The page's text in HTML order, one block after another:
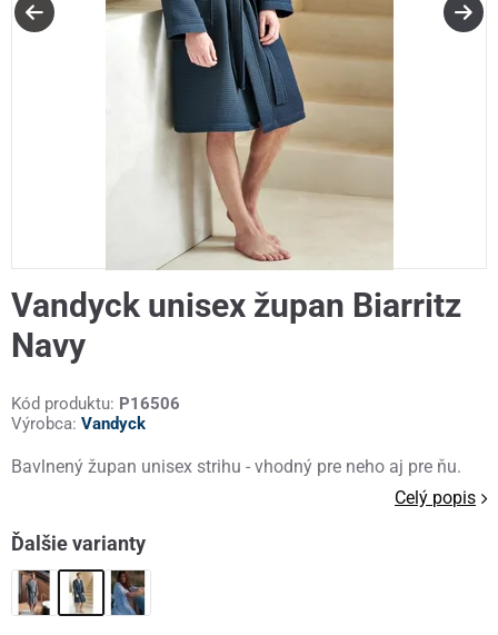
Vandyck unisex župan Biarritz
Navy
Kód produktu: P16506
Výrobca: Vandyck
Bavlnený župan unisex strihu - vhodný pre neho aj pre ňu.
Celý popis
Ďalšie varianty